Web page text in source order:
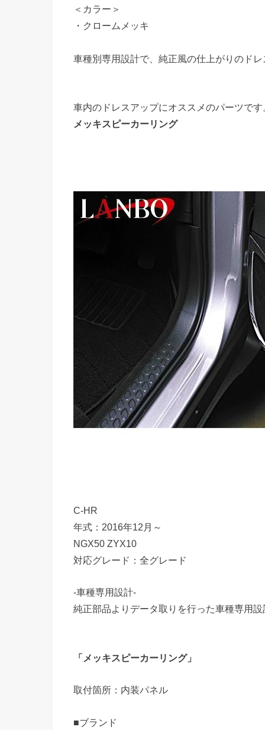
＜カラー＞
・クロームメッキ
車種別専用設計で、純正風の仕上がりのド
車内のドレスアップにオススメのパーツです
メッキスピーカーリング
C-HR
年式：2016年12月～
NGX50 ZYX10
対応グレード：全グレード
-車種専用設計-
純正部品よりデータ取りを行った車種専用設
「メッキスピーカーリング」
取付箇所：内装パネル
■ブランド